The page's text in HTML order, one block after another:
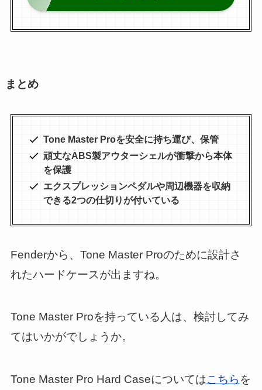
まとめ
Tone Master Proを安全に持ち運び、保管
頑丈なABS製アウターシェルが衝撃から本体
を保護
エクスプレッションペダルや周辺機器を収納
できる2つの仕切りが付いている
Fenderから、Tone Master Proのために設計さ
れたハードケースが出ますね。
Tone Master Proを持っている人は、検討してみ
てはいかがでしょうか。
Tone Master Pro Hard Caseについてはこちら を